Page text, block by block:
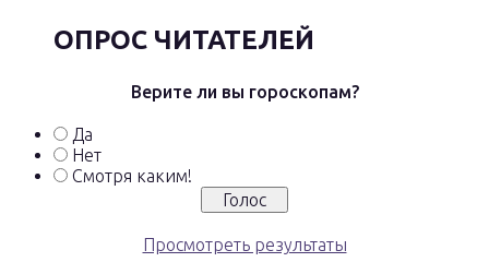
ОПРОС ЧИТАТЕЛЕЙ
Верите ли вы гороскопам?
Да
Нет
Смотря каким!
Просмотреть результаты